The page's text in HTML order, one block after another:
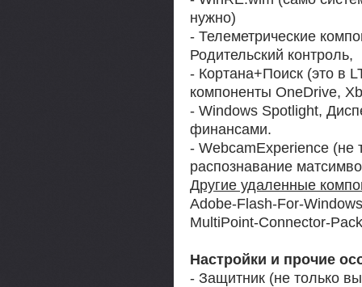
нужно)
- Телеметрические
Родительский контроль,
- Кортана+Поиск (это в
компоненты OneDrive,
- Windows Spotlight,
финансами.
- WebcamExperience (не
распознавание
Другие удаленные
Adobe-Flash-For-
MultiPoint-Connector-
Настройки и прочие
- Защитник (не только